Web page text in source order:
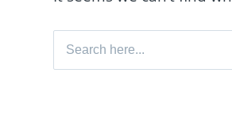
Search for: